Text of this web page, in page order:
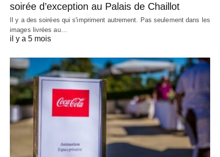
soirée d’exception au Palais de Chaillot
Il y a des soirées qui s'impriment autrement. Pas seulement dans les
images livrées au…
il y a 5 mois